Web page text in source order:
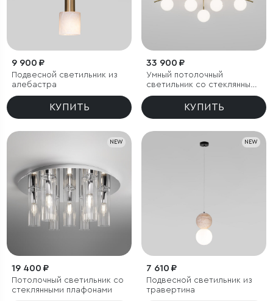
9 900 ₽
Подвесной светильник из
алебастра
КУПИТЬ
33 900 ₽
Умный потолочный
светильник со стеклянными
плафонами под лампочку
КУПИТЬ
NEW
19 400 ₽
Потолочный светильник со
стеклянными плафонами
NEW
7 610 ₽
Подвесной светильник из
травертина